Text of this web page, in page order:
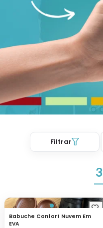
Filtrar
Babuche Confort Nuvem Em
EVA